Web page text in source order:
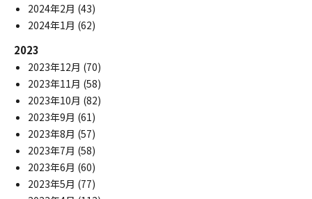
2024年2月 (43)
2024年1月 (62)
2023
2023年12月 (70)
2023年11月 (58)
2023年10月 (82)
2023年9月 (61)
2023年8月 (57)
2023年7月 (58)
2023年6月 (60)
2023年5月 (77)